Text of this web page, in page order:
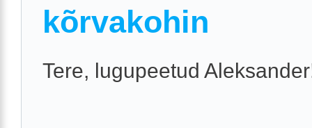
kõrvakohin
Tere, lugupeetud